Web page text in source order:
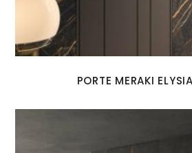
PORTE MERAKI